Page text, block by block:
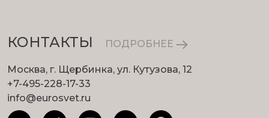
КОНТАКТЫ ПОДРОБНЕЕ
Москва, г. Щербинка, ул. Кутузова, 12
+7-495-228-17-33
info@eurosvet.ru